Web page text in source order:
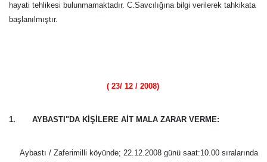
hayati tehlikesi bulunmamaktadır. C.Savcılığına bilgi verilerek tahkikata
başlanılmıştır.
( 23/ 12 / 2008)
1. AYBASTI"DA KİŞİLERE AİT MALA ZARAR VERME:
Aybastı / Zaferimilli köyünde; 22.12.2008 günü saat:10.00 sıralarında